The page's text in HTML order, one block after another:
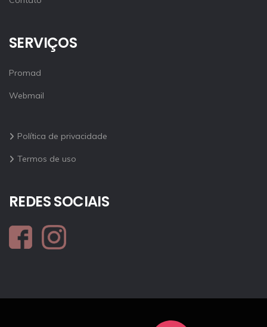
SERVIÇOS
Promad
Webmail
Política de privacidade
Termos de uso
REDES SOCIAIS